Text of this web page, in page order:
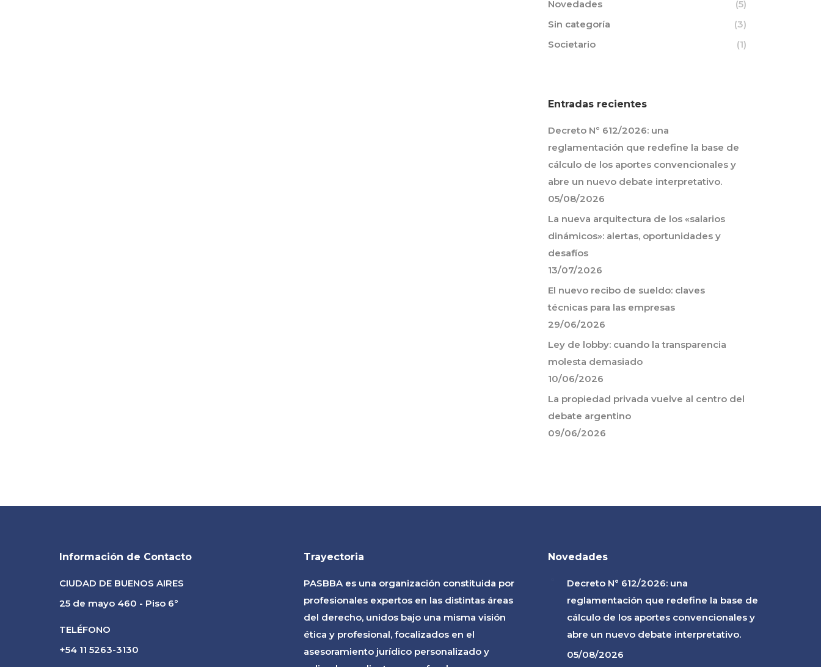
Novedades
(5)
Sin categoría
(3)
Societario
(1)
Entradas recientes
Decreto N° 612/2026: una
reglamentación que redefine la base de
cálculo de los aportes convencionales y
abre un nuevo debate interpretativo.
05/08/2026
La nueva arquitectura de los «salarios
dinámicos»: alertas, oportunidades y
desafíos
13/07/2026
El nuevo recibo de sueldo: claves
técnicas para las empresas
29/06/2026
Ley de lobby: cuando la transparencia
molesta demasiado
10/06/2026
La propiedad privada vuelve al centro del
debate argentino
09/06/2026
Información de Contacto
CIUDAD DE BUENOS AIRES
25 de mayo 460 - Piso 6°
TELÉFONO
+54 11 5263-3130
Trayectoria
PASBBA es una organización constituida por
profesionales expertos en las distintas áreas
del derecho, unidos bajo una misma visión
ética y profesional, focalizados en el
asesoramiento jurídico personalizado y
Novedades
Decreto N° 612/2026: una
reglamentación que redefine la base de
cálculo de los aportes convencionales y
abre un nuevo debate interpretativo.
05/08/2026